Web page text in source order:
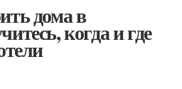
дома в
когда и где